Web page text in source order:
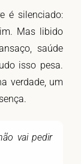
é silenciado:
Mas libido
saúde
isso pesa.
verdade, um
vai pedir